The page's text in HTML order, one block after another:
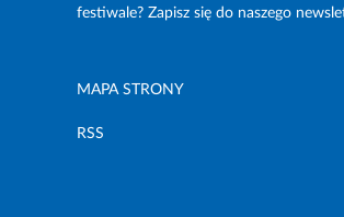
festiwale? Zapisz się do naszego
MAPA STRONY
RSS